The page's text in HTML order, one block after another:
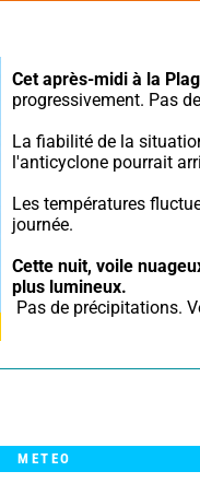
Cet après-midi à la
progressivement. Pas
La fiabilité de la
l'anticyclone pourrait
Les températures
journée.
Cette nuit, voile
plus lumineux.
Pas de précipitations.
METEO